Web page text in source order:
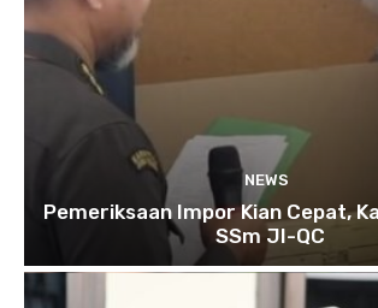
NEWS
Pemeriksaan Impor Kian Cepat,
SSm JI-QC